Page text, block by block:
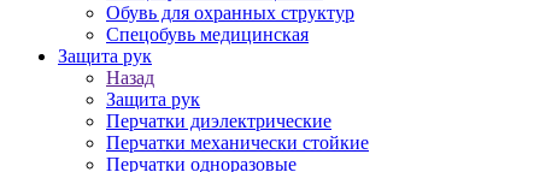
Обувь для охранных структур
Спецобувь медицинская
Защита рук
Назад
Защита рук
Перчатки диэлектрические
Перчатки механически стойкие
Перчатки одноразовые